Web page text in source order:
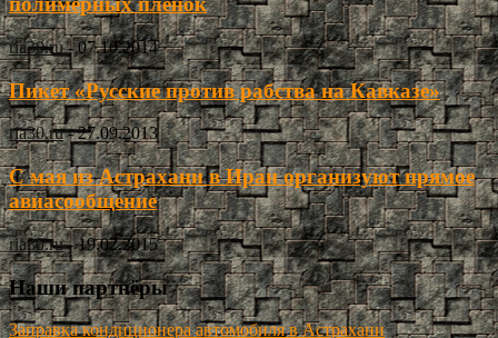
ria30.ru - 07.10.2014
Пикет «Русские против рабства на Кавказе»
ria30.ru - 27.09.2013
С мая из Астрахани в Иран организуют прямое
авиасообщение
ria30.ru - 19.02.2015
Наши партнёры
Заправка кондиционера автомобиля в Астрахани